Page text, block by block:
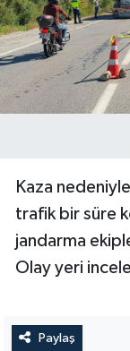
Kaza
trafik bir süre
jandarma
Olay yeri
Paylaş